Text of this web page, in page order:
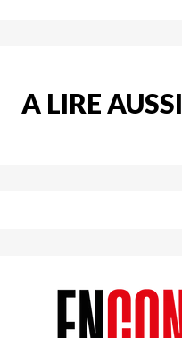
A LIRE AUSSI